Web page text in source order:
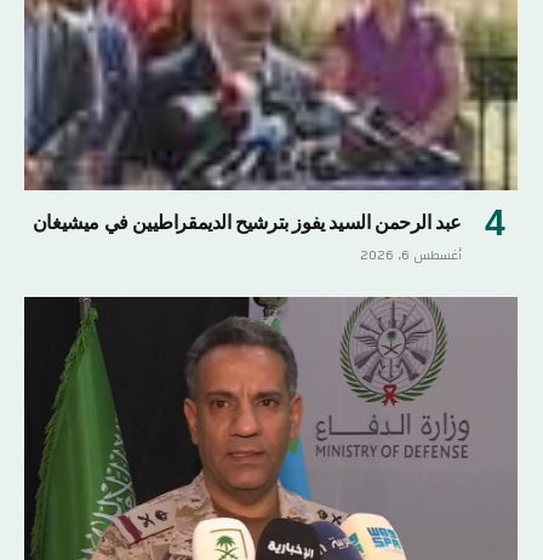
عبد الرحمن السيد يفوز بترشيح الديمقراطيين في ميشيغان
أغسطس 6, 2026